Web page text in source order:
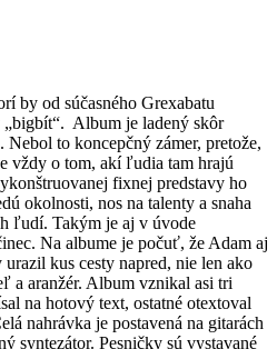
by od súčasného Grexabatu
Album je ladený skôr
to koncepčný zámer, pretože,
vždy o tom, akí ľudia tam hrajú
fixnej predstavy ho
okolnosti, nos na talenty a snaha
ľudí. Takým je aj v úvode
Na albume je počuť, že Adam aj
kus cesty napred, nie len ako
a aranžér. Album vznikal asi tri
na hotový text, ostatné otextoval
nahrávka je postavená na gitarách
syntezátor. Pesničky sú vystavané